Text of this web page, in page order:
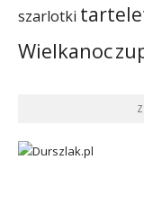
szarlotki
Wielkanoc